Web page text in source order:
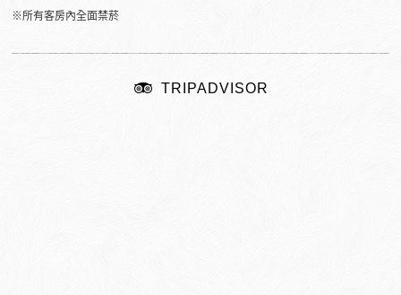
※所有客房內全面禁菸
TRIPADVISOR